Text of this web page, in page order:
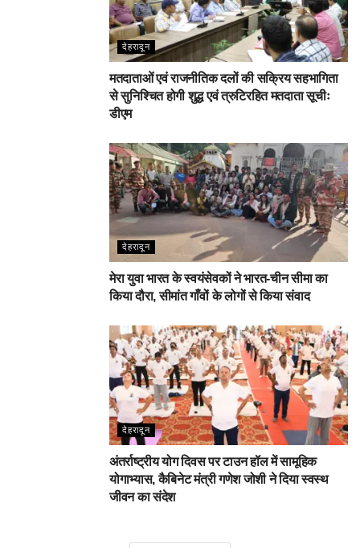
देहरादून
मतदाताओं एवं राजनीतिक दलों की सक्रिय सहभागिता
से सुनिश्चित होगी शुद्ध एवं त्रुटिरहित मतदाता सूचीः
डीएम
देहरादून
मेरा युवा भारत के स्वयंसेवकों ने भारत-चीन सीमा का
किया दौरा, सीमांत गाँवों के लोगों से किया संवाद
देहरादून
अंतर्राष्ट्रीय योग दिवस पर टाउन हॉल में सामूहिक
योगाभ्यास, कैबिनेट मंत्री गणेश जोशी ने दिया स्वस्थ
जीवन का संदेश